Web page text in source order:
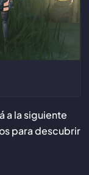
a la siguiente
para descubrir